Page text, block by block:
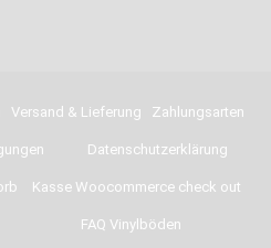
Versand & Lieferung Zahlungsarten
Datenschutzerklärung
Kasse Woocommerce check out
FAQ Vinylböden